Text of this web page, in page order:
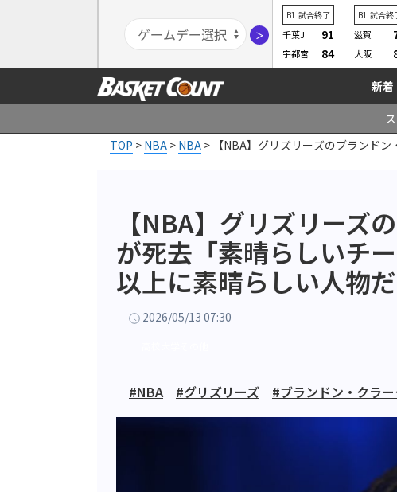
＞
B1 試合終了
千葉J 91
宇都宮 84
B1 試合終
滋賀
大阪
新着
TOP > NBA > NBA > 【NBA】グリズリーズのブランド
【NBA】グリズリーズ
が死去「素晴らしいチ
以上に素晴らしい人物だ
2026/05/13 07:30
#NBA #グリズリーズ #ブランドン・クラー